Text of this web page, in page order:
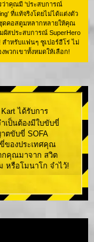
ว่าคุณมี 'ประสบการณ์
ที่แท้จริงโดยไม่ได้แต่งตัว
ดคอสตูมหลากหลายให้คุณ
ผัสประสบการณ์ SuperHero
สำหรับแฟนๆ ซูเปอร์ฮีโร่ ไม่
พวกเขาทั้งหมดให้เลือก!
ได้รับการ
เป็นต้องมีใบขับขี่
ตขับขี่ SOFA
ของประเทศคุณ
กคุณมาจาก สวิต
หรือโมนาโก จำไว้!